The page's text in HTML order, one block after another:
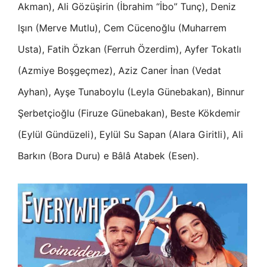
Akman), Ali Gözüşirin (İbrahim “İbo” Tunç), Deniz
Işın (Merve Mutlu), Cem Cücenoğlu (Muharrem
Usta), Fatih Özkan (Ferruh Özerdim), Ayfer Tokatlı
(Azmiye Boşgeçmez), Aziz Caner İnan (Vedat
Ayhan), Ayşe Tunaboylu (Leyla Günebakan), Binnur
Şerbetçioğlu (Firuze Günebakan), Beste Kökdemir
(Eylül Gündüzeli), Eylül Su Sapan (Alara Giritli), Ali
Barkın (Bora Duru) e Bâlâ Atabek (Esen).